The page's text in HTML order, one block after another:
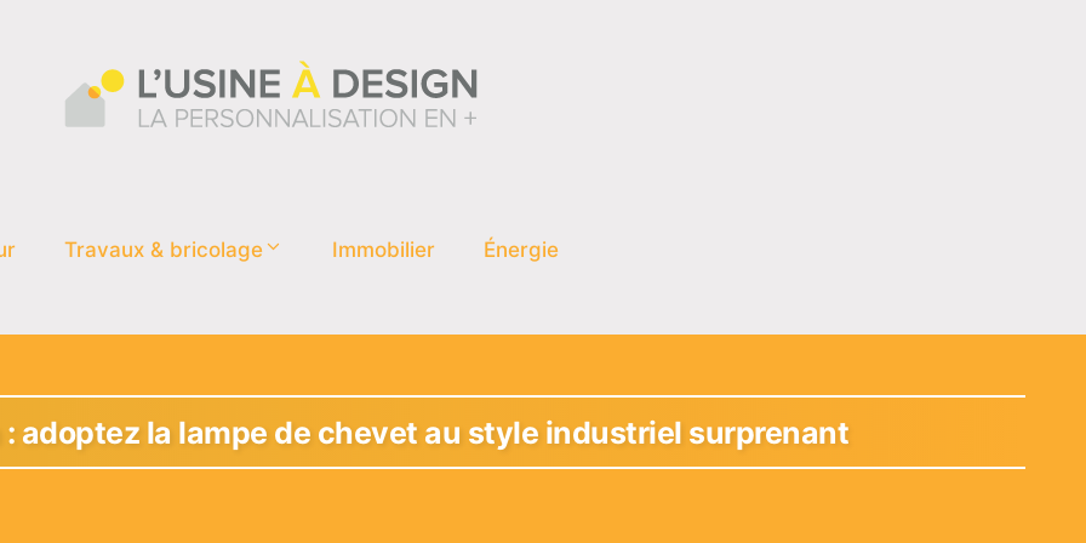
Travaux & bricolage Immobilier Énergie
adoptez la lampe de chevet au style industriel surprenant